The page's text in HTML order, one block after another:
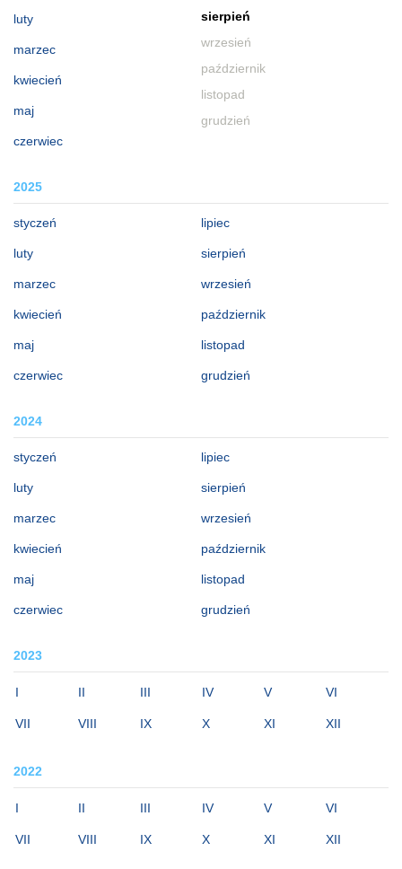
luty
marzec
kwiecień
maj
czerwiec
sierpień
wrzesień
październik
listopad
grudzień
2025
styczeń
luty
marzec
kwiecień
maj
czerwiec
lipiec
sierpień
wrzesień
październik
listopad
grudzień
2024
styczeń
luty
marzec
kwiecień
maj
czerwiec
lipiec
sierpień
wrzesień
październik
listopad
grudzień
2023
I II III IV V VI
VII VIII IX X XI XII
2022
I II III IV V VI
VII VIII IX X XI XII